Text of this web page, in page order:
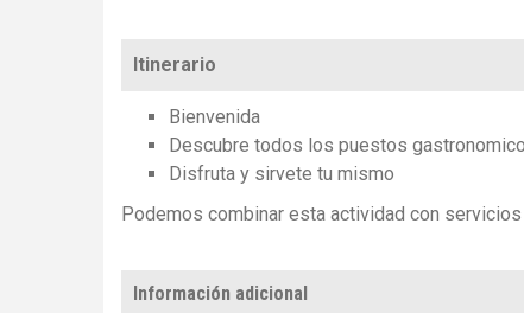
Itinerario
Bienvenida
Descubre todos los puestos
Disfruta y sirvete tu mismo
Podemos combinar esta actividad con
Información adicional